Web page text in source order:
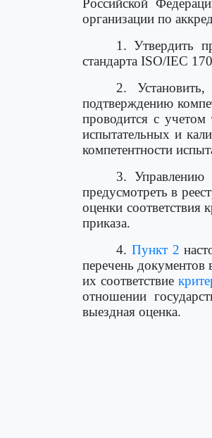
Российской
организации по
1. Утвердить
стандарта ISO/IEC
2.
подтверждению
проводится с учетом
испытательных и
компетентности
3. Управлению
предусмотреть в
оценки соответствия
приказа.
4. Пункт 2
перечень документов
их соответствие
отношении
выездная оценка.